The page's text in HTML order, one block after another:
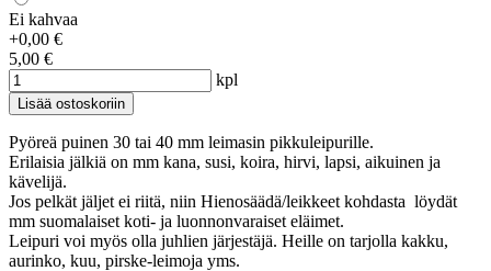
Ei kahvaa
+0,00 €
5,00 €
kpl
Pyöreä puinen 30 tai 40 mm leimasin pikkuleipurille.
Erilaisia jälkiä on mm kana, susi, koira, hirvi, lapsi, aikuinen ja
kävelijä.
Jos pelkät jäljet ei riitä, niin Hienosäädä/leikkeet kohdasta löydät
mm suomalaiset koti- ja luonnonvaraiset eläimet.
Leipuri voi myös olla juhlien järjestäjä. Heille on tarjolla kakku,
aurinko, kuu, pirske-leimoja yms.